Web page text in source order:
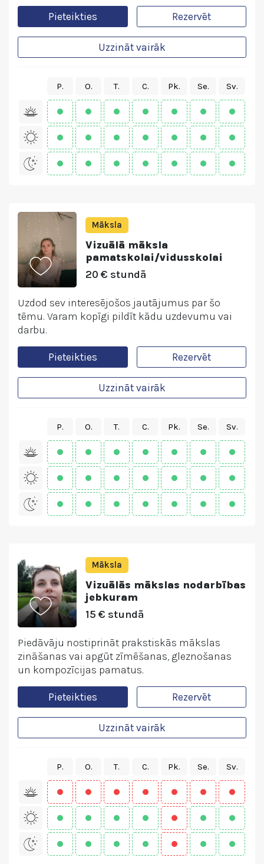
Pieteikties Rezervēt
Uzzināt vairāk
P. O. T. C. Pk. Se. Sv.
Māksla
Vizuālā māksla
pamatskolai/vidusskolai
20 € stundā
Uzdod sev interesējošos jautājumus par šo
tēmu. Varam kopīgi pildīt kādu uzdevumu vai
darbu.
Pieteikties Rezervēt
Uzzināt vairāk
P. O. T. C. Pk. Se. Sv.
Māksla
Vizuālās mākslas nodarbības
jebkuram
15 € stundā
Piedāvāju nostiprināt prakstiskās mākslas
zināšanas vai apgūt zīmēšanas, gleznošanas
un kompozīcijas pamatus.
Pieteikties Rezervēt
Uzzināt vairāk
P. O. T. C. Pk. Se. Sv.